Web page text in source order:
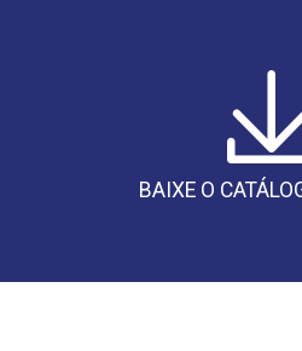
BAIXE O